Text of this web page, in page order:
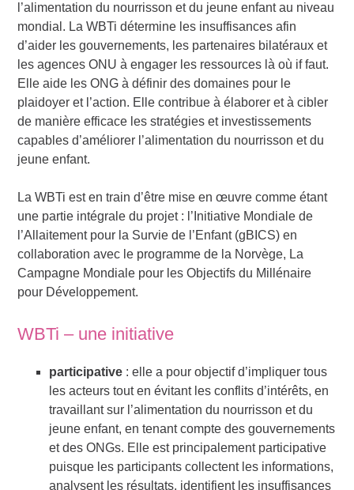
l’alimentation du nourrisson et du jeune enfant au niveau
mondial. La WBTi détermine les insuffisances afin
d’aider les gouvernements, les partenaires bilatéraux et
les agences ONU à engager les ressources là où if faut.
Elle aide les ONG à définir des domaines pour le
plaidoyer et l’action. Elle contribue à élaborer et à cibler
de manière efficace les stratégies et investissements
capables d’améliorer l’alimentation du nourrisson et du
jeune enfant.
La WBTi est en train d’être mise en œuvre comme étant
une partie intégrale du projet : l’Initiative Mondiale de
l’Allaitement pour la Survie de l’Enfant (gBICS) en
collaboration avec le programme de la Norvège, La
Campagne Mondiale pour les Objectifs du Millénaire
pour Développement.
WBTi – une initiative
participative : elle a pour objectif d’impliquer tous
les acteurs tout en évitant les conflits d’intérêts, en
travaillant sur l’alimentation du nourrisson et du
jeune enfant, en tenant compte des gouvernements
et des ONGs. Elle est principalement participative
puisque les participants collectent les informations,
analysent les résultats, identifient les insuffisances